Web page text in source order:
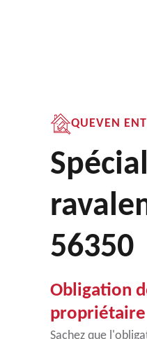
QUEVEN
56350
Obligation
propriétaire
Sachez que